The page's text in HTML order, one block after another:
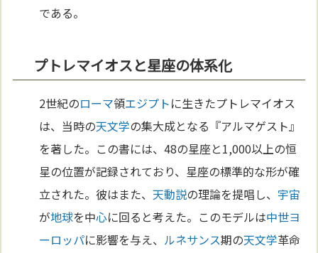
である。
プトレマイオスと星座の体系化
2世紀のローマ領エジプトに生きたプトレマイオス
は、当時の天文学の集大成となる『アルマゲスト』
を著した。この書には、48の星座と1,000以上の恒
星の位置が記録されており、星座の標準的な形が確
立された。彼はまた、天動説の理論を提唱し、 宇宙
が地球を中心に回ると考えた。このモデルは中世ヨ
ーロッパに影響を与え、 ルネサンス期の天文学革命